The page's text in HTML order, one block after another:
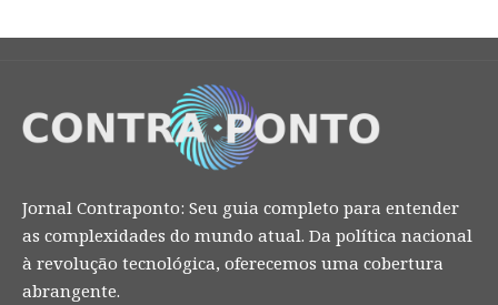
Jornal Contraponto: Seu guia completo para entender
as complexidades do mundo atual. Da política nacional
à revolução tecnológica, oferecemos uma cobertura
abrangente.